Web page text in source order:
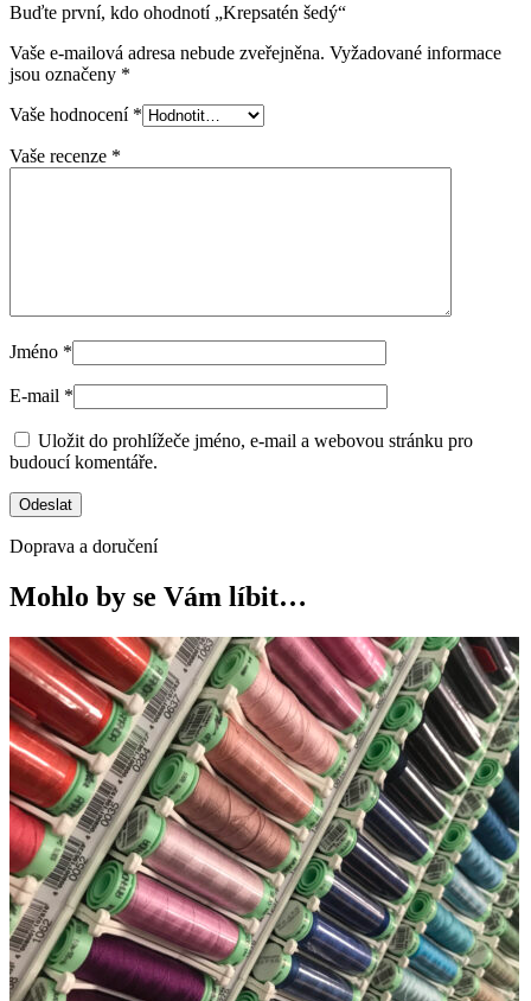
Buďte první, kdo ohodnotí „Krepsatén šedý“
Vaše e-mailová adresa nebude zveřejněna. Vyžadované informace
jsou označeny *
Vaše hodnocení *
Vaše recenze *
Jméno *
E-mail *
Uložit do prohlížeče jméno, e-mail a webovou stránku pro
budoucí komentáře.
Doprava a doručení
Mohlo by se Vám líbit…